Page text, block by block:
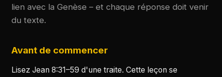
lien avec la Genèse – et chaque réponse doit venir
du texte.
Avant de commencer
Lisez Jean 8:31–59 d'une traite. Cette leçon se